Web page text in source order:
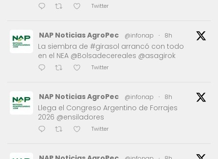
Twitter
NAP Noticias AgroPec @infonap · 8h
La siembra de #girasol arrancó con todo
en el NEA @Bolsadecereales @asagirok
Twitter
NAP Noticias AgroPec @infonap · 8h
Llega el Congreso Argentino de Forrajes
2026 @ensiladores
Twitter